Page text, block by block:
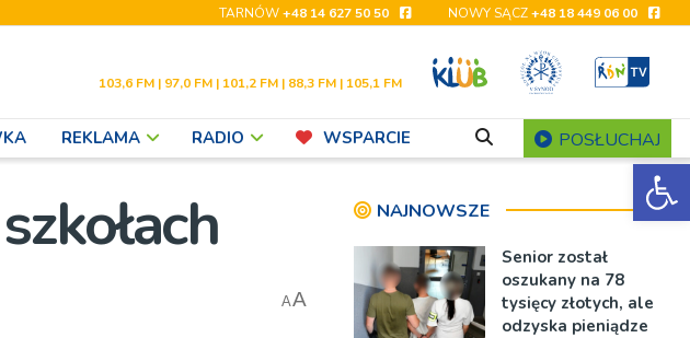
TARNÓW+48 14 627 50 50 NOWY SĄCZ+48 18 449 06 00
103,6 FM | 97,0 FM | 101,2 FM | 88,3 FM | 105,1 FM
REKLAMA RADIO WSPARCIE POSŁUCHAJ
AA
NAJNOWSZE
Senior został
oszukany na 78
tysięcy złotych, ale
odzyska pieniądze